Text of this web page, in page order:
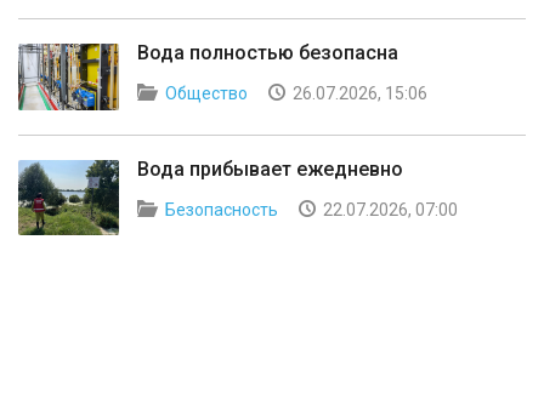
Вода полностью безопасна
Общество 26.07.2026, 15:06
Вода прибывает ежедневно
Безопасность 22.07.2026, 07:00